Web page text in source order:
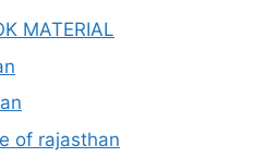
MATERIAL
of rajasthan